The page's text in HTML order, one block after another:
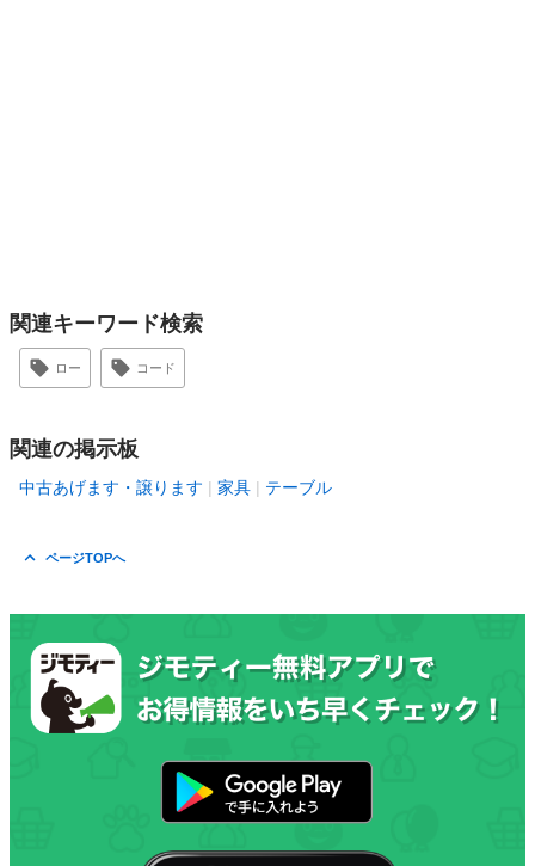
関連キーワード検索
ロー コード
関連の掲示板
中古あげます・譲ります 家具 テーブル
ページTOPへ